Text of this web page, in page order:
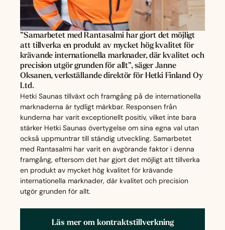
”Samarbetet med Rantasalmi har gjort det möjligt
att tillverka en produkt av mycket hög kvalitet för
krävande internationella marknader, där kvalitet och
precision utgör grunden för allt”, säger Janne
Oksanen, verkställande direktör för Hetki Finland Oy
Ltd.
Hetki Saunas tillväxt och framgång på de internationella
marknaderna är tydligt märkbar. Responsen från
kunderna har varit exceptionellt positiv, vilket inte bara
stärker Hetki Saunas övertygelse om sina egna val utan
också uppmuntrar till ständig utveckling. Samarbetet
med Rantasalmi har varit en avgörande faktor i denna
framgång, eftersom det har gjort det möjligt att tillverka
en produkt av mycket hög kvalitet för krävande
internationella marknader, där kvalitet och precision
utgör grunden för allt.
Läs mer om kontraktstillverkning